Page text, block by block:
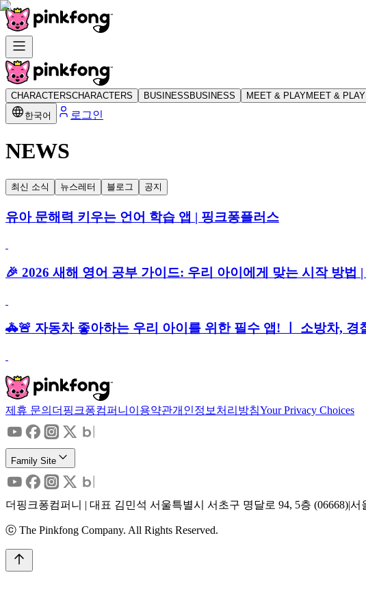
CHARACTERSCHARACTERS BUSINESS BUSINESS MEET & PLAYMEET & PLAY
한국어
로그인
NEWS
최신 소식 뉴스레터 블로그 공지
유아 문해력 키우는 언어 학습 앱 | 핑크퐁플러스
🎉 2026 새해 영어 공부 가이드: 우리 아이에게 맞는 시작 방법
🚓🚨 자동차 좋아하는 우리 아이를 위한 필수 앱! ㅣ 소방차, 경
제휴 문의 더핑크퐁컴퍼니 이용약관개인정보처리방침Your Privacy Choices
Family Site
더핑크퐁컴퍼니 | 대표 김민석 서울특별시 서초구 명달로 94, 5층 (06668)|
ⓒ The Pinkfong Company. All Rights Reserved.